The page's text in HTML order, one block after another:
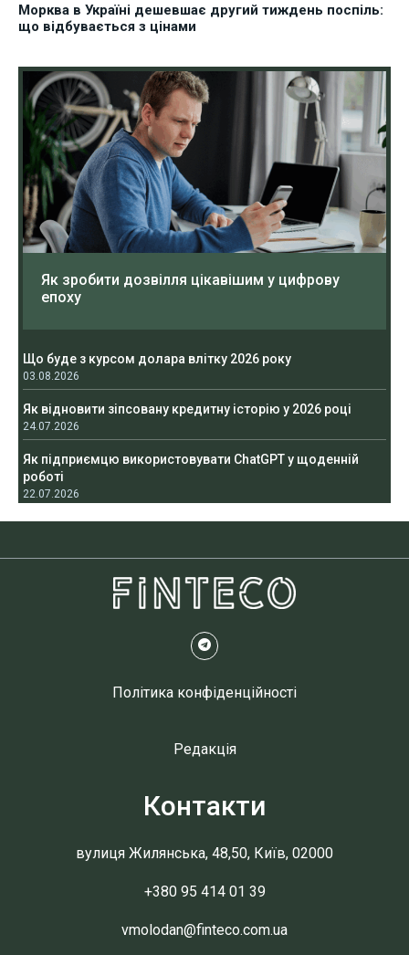
Морква в Україні дешевшає другий тиждень поспіль:
що відбувається з цінами
Як зробити дозвілля цікавішим у цифрову
епоху
Що буде з курсом долара влітку 2026 року
03.08.2026
Як відновити зіпсовану кредитну історію у 2026 році
24.07.2026
Як підприємцю використовувати ChatGPT у щоденній
роботі
22.07.2026
Політика конфіденційності
Редакція
Контакти
вулиця Жилянська, 48,50, Київ, 02000
+380 95 414 01 39
vmolodan@finteco.com.ua